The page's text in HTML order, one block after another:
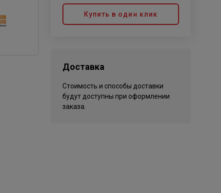
Купить в один клик
Доставка
Стоимость и способы доставки
будут доступны при оформлении
заказа.